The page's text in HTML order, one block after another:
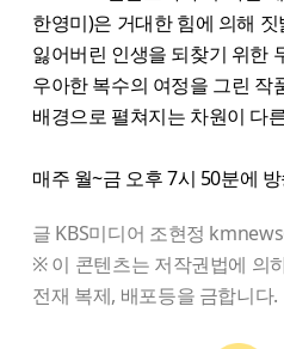
한영미)은 거대한 힘에 의해
잃어버린 인생을 되찾기 위한
우아한 복수의 여정을 그린 작
배경으로 펼쳐지는 차원이 다
매주 월~금 오후 7시 50분에
글 KBS미디어 조현정
※ 이 콘텐츠는 저작권법에 의
전재 복제, 배포등을 금합니다.